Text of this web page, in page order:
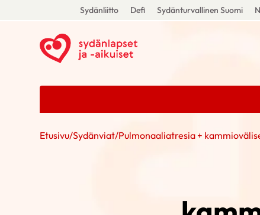
Sydänliitto Defi Sydänturvallinen Suomi
Etusivu/Sydänviat/Pulmonaaliatresia +